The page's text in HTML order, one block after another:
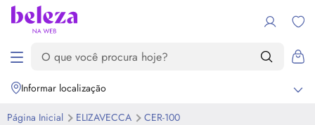
Informar localização
Página Inicial ELIZAVECCA CER-100